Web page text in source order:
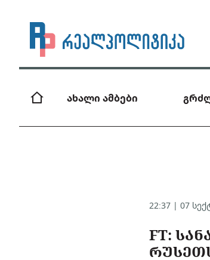
ახალი ამბები
22:37 | 07
FT: